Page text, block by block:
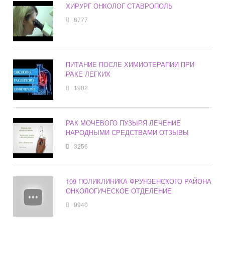
ХИРУРГ ОНКОЛОГ СТАВРОПОЛЬ
8777
ПИТАНИЕ ПОСЛЕ ХИМИОТЕРАПИИ ПРИ
РАКЕ ЛЕГКИХ
1902
РАК МОЧЕВОГО ПУЗЫРЯ ЛЕЧЕНИЕ
НАРОДНЫМИ СРЕДСТВАМИ ОТЗЫВЫ
3256
109 ПОЛИКЛИНИКА ФРУНЗЕНСКОГО РАЙОНА
ОНКОЛОГИЧЕСКОЕ ОТДЕЛЕНИЕ
9940